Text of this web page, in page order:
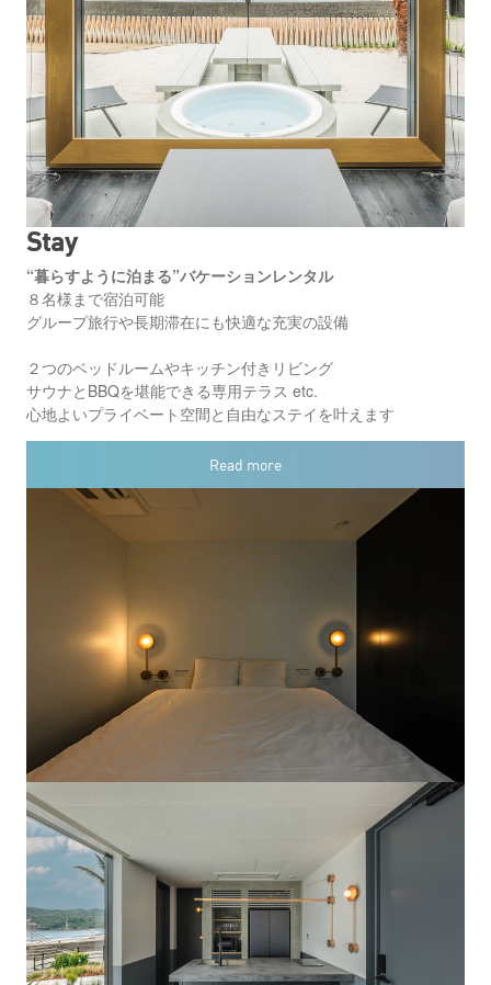
Stay
“暮らすように泊まる”バケーションレンタル
８名様まで宿泊可能
グループ旅行や長期滞在にも快適な充実の設備
２つのベッドルームやキッチン付きリビング
サウナとBBQを堪能できる専用テラス etc.
心地よいプライベート空間と自由なステイを叶えます
Read more